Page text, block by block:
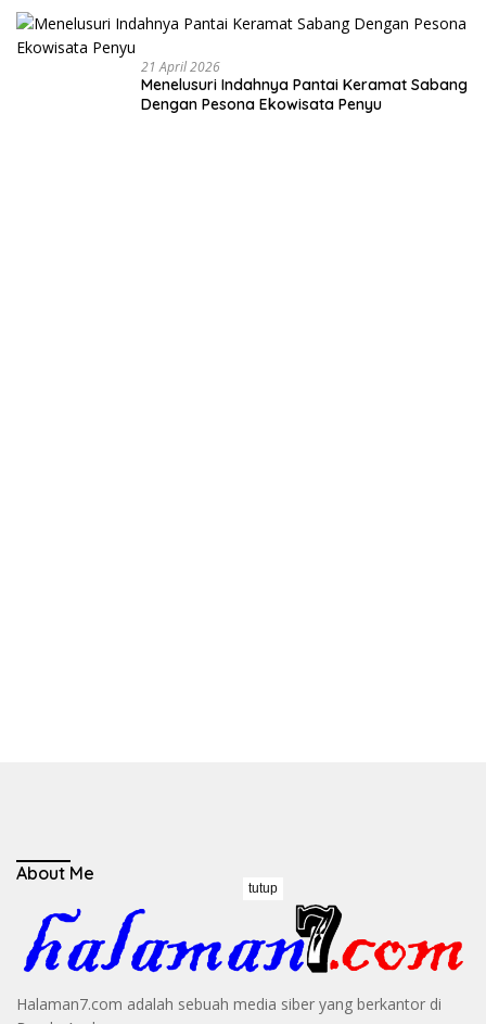
Negeri dari
Desa
21 April 2026
Menelusuri Indahnya Pantai Keramat Sabang
Dengan Pesona Ekowisata Penyu
About Me
Halaman7.com adalah sebuah media siber yang berkantor di
tutup